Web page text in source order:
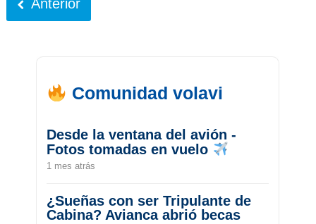
Anterior
Comunidad volavi
Desde la ventana del avión -
Fotos tomadas en vuelo
1 mes atrás
¿Sueñas con ser Tripulante de
Cabina? Avianca abrió becas